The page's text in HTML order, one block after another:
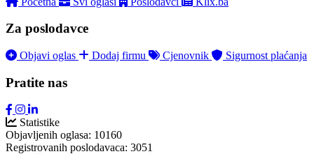
Za poslodavce
Objavi oglas Dodaj firmu Cjenovnik Sigurnost plaćanja
Pratite nas
Statistike
Objavljenih oglasa: 10160
Registrovanih poslodavaca: 3051